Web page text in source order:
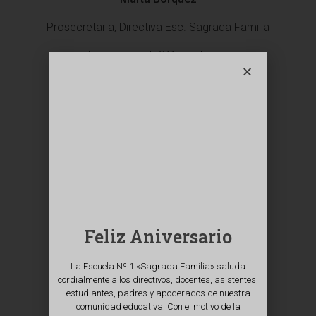
Prosecretaria, Directiva Esc. Sagrada Familia
borquezmarta8@gmail.com
moenavaleska@gmail.com
Feliz Aniversario
La Escuela Nº 1 «Sagrada Familia» saluda
cordialmente a los directivos, docentes, asistentes,
estudiantes, padres y apoderados de nuestra
comunidad educativa. Con el motivo de la